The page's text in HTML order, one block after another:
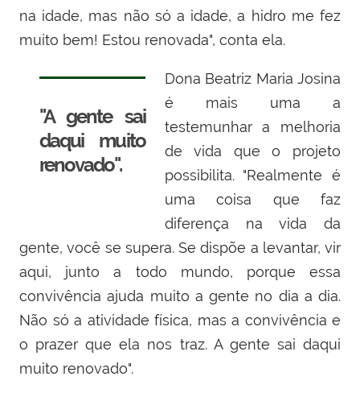
na idade, mas não só a idade, a hidro me fez
muito bem! Estou renovada", conta ela.
"A gente sai
daqui muito
renovado".
Dona Beatriz Maria Josina
é mais uma a
testemunhar a melhoria
de vida que o projeto
possibilita. "Realmente é
uma coisa que faz
diferença na vida da
gente, você se supera. Se dispõe a levantar, vir
aqui, junto a todo mundo, porque essa
convivência ajuda muito a gente no dia a dia.
Não só a atividade física, mas a convivência e
o prazer que ela nos traz. A gente sai daqui
muito renovado".